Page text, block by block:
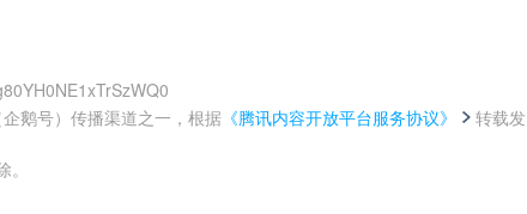
鹅号）传播渠道之一，根据 《腾讯内容开放平台服务协议》
转载发